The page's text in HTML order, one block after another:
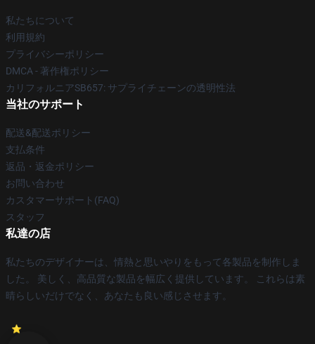
私たちについて
利用規約
プライバシーポリシー
DMCA - 著作権ポリシー
カリフォルニアSB657: サプライチェーンの透明性法
当社のサポート
配送&配送ポリシー
支払条件
返品・返金ポリシー
お問い合わせ
カスタマーサポート(FAQ)
スタッフ
私達の店
私たちのデザイナーは、情熱と思いやりをもって各製品を制作しま
した。 美しく、高品質な製品を幅広く提供しています。 これらは素
晴らしいだけでなく、あなたも良い感じさせます。